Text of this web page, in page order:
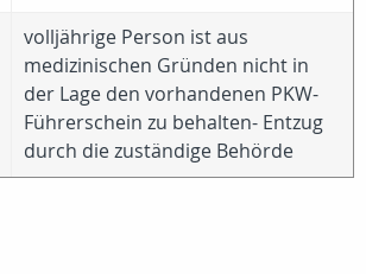
volljährige Person ist aus
medizinischen Gründen nicht in
der Lage den vorhandenen PKW-
Führerschein zu behalten- Entzug
durch die zuständige Behörde